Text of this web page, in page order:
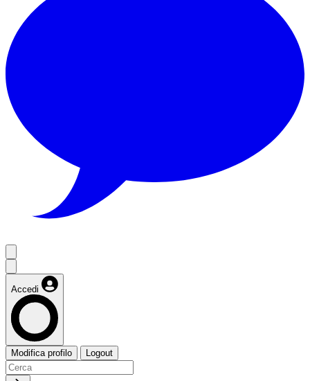
Accedi
Modifica profilo Logout